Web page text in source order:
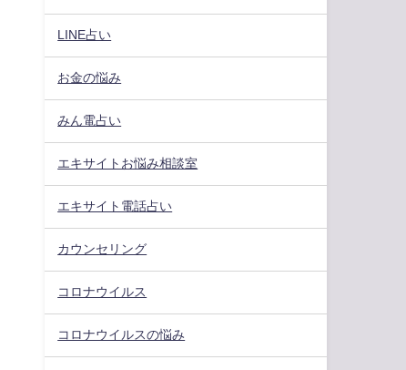
LINE占い
お金の悩み
みん電占い
エキサイトお悩み相談室
エキサイト電話占い
カウンセリング
コロナウイルス
コロナウイルスの悩み